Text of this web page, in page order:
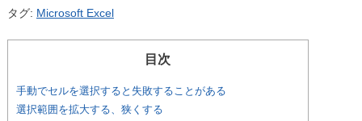
タグ: Microsoft Excel
目次
手動でセルを選択すると失敗することがある
選択範囲を拡大する、狭くする